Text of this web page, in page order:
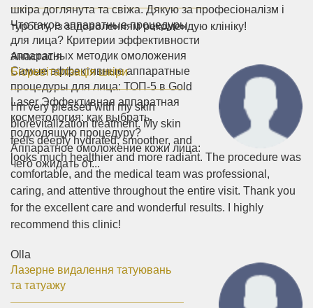
Что такое аппаратные процедуры
для лица? Критерии эффективности
аппаратных методик омоложения
Самые эффективные аппаратные
процедуры для лица: ТОП-5 в Gold
Laser Эффективная аппаратная
косметология: как выбрать
подходящую процедуру?
Аппаратное омоложение кожи лица:
чего ожидать от...
шкіра доглянута та свіжа. Дякую за професіоналізм і
турботу, із задоволенням рекомендую клініку!
Анастасія
Біоревіталізація шкіри
I’m very pleased with my skin
biorevitalization treatment. My skin
feels deeply hydrated, smoother, and
looks much healthier and more radiant. The procedure was
comfortable, and the medical team was professional,
caring, and attentive throughout the entire visit. Thank you
for the excellent care and wonderful results. I highly
recommend this clinic!
Olla
Лазерне видалення татуювань
та татуажу